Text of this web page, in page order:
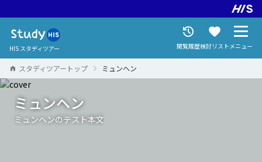
HIS スタディツアー 閲覧履歴検討リストメニュー
スタディツアートップ ミュンヘン
ミュンヘン
ミュンヘンのテスト本文